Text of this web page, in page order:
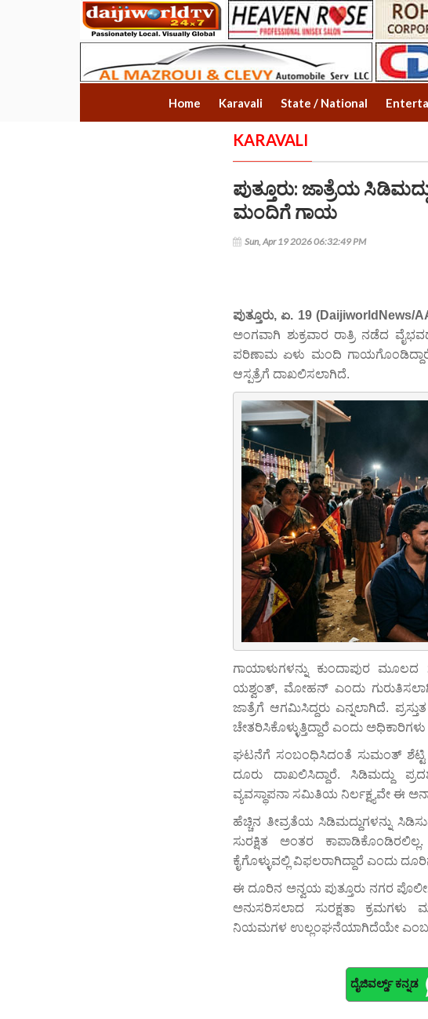
Home Karavali State / National
KARAVALI
ಪುತ್ತೂರು: ಜಾತ್ರೆಯ
ಮಂದಿಗೆ ಗಾಯ
Sun, Apr 19 2026 06:32:49 PM
ಪುತ್ತೂರು, ಏ. 19 (DaijiworldNews/
ಅಂಗವಾಗಿ ಶುಕ್ರವಾರ ರಾತ್ರಿ ನಡೆದ
ಪರಿಣಾಮ ಏಳು ಮಂದಿ
ಆಸ್ಪತ್ರೆಗೆ ದಾಖಲಿಸಲಾಗಿದೆ.
ಗಾಯಾಳುಗಳನ್ನು ಕುಂದಾಪುರ
ಯಶ್ವಂತ್, ಮೋಹನ್ ಎಂದು
ಜಾತ್ರೆಗೆ ಆಗಮಿಸಿದ್ದರು ಎನ್ನಲಾಗಿದೆ.
ಚೇತರಿಸಿಕೊಳ್ಳುತ್ತಿದ್ದಾರೆ ಎಂದು ಅಧಿಕಾರಿಗಳು
ಘಟನೆಗೆ ಸಂಬಂಧಿಸಿದಂತೆ ಸುಮಂತ್ ಶೆಟ್ಟಿ
ದೂರು ದಾಖಲಿಸಿದ್ದಾರೆ. ಸಿಡಿಮದ್ದು
ವ್ಯವಸ್ಥಾಪನಾ ಸಮಿತಿಯ ನಿರ್ಲಕ್ಷ್ಯವೇ ಈ
ಹೆಚ್ಚಿನ ತೀವ್ರತೆಯ ಸಿಡಿಮದ್ದುಗಳನ್ನು
ಸುರಕ್ಷಿತ ಅಂತರ
ಕೈಗೊಳ್ಳುವಲ್ಲಿ ವಿಫಲರಾಗಿದ್ದಾರೆ ಎಂದು
ಈ ದೂರಿನ ಅನ್ವಯ ಪುತ್ತೂರು ನಗರ
ಅನುಸರಿಸಲಾದ ಸುರಕ್ಷತಾ
ನಿಯಮಗಳ ಉಲ್ಲಂಘನೆಯಾಗಿದೆಯೇ ಎಂಬ
ದೈಜಿವರ್ಲ್ಡ್ ಕನ್ನಡ